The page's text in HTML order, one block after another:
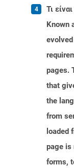
Τι
Known
pages.
that
the
from
loaded
page is
forms,